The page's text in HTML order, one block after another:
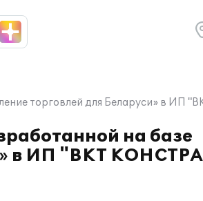
торговлей для Беларуси» в
на базе
в ИП "ВКТ